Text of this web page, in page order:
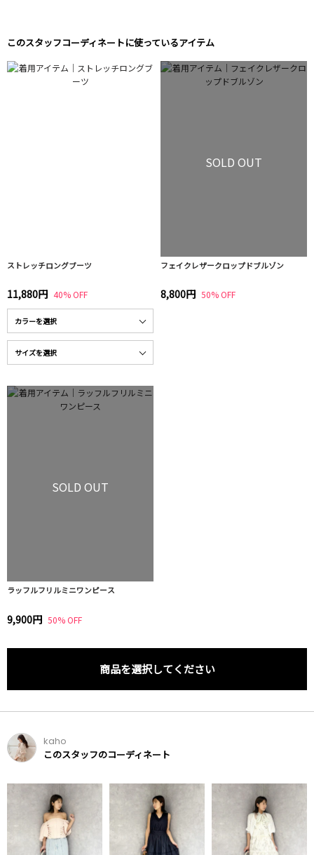
このスタッフコーディネートに使っているアイテム
ストレッチロングブーツ
11,880円 40% OFF
SOLD OUT
フェイクレザークロップドブルゾン
8,800円 50% OFF
SOLD OUT
ラッフルフリルミニワンピース
9,900円 50% OFF
商品を選択してください
kaho
このスタッフのコーディネート